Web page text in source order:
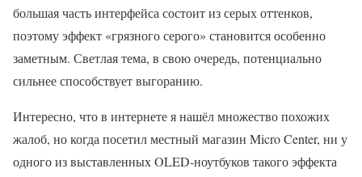
большая часть интерфейса состоит из серых оттенков,
поэтому эффект «грязного серого» становится особенно
заметным. Светлая тема, в свою очередь, потенциально
сильнее способствует выгоранию.
Интересно, что в интернете я нашёл множество похожих
жалоб, но когда посетил местный магазин Micro Center, ни у
одного из выставленных OLED-ноутбуков такого эффекта